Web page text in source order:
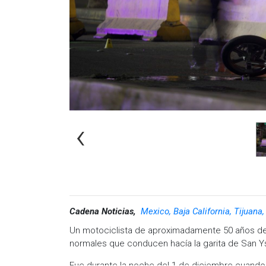
‹
Cadena Noticias, Mexico, Baja California, Tijuana,
Un motociclista de aproximadamente 50 años
normales que conducen hacía la garita de San